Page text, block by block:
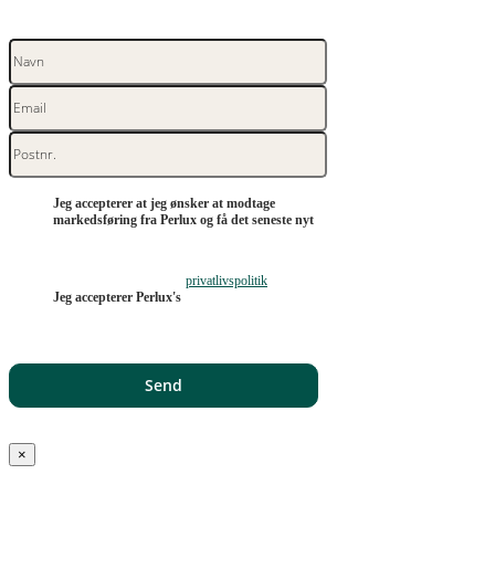
Jeg accepterer at jeg ønsker at modtage
markedsføring fra Perlux og få det seneste nyt
Jeg accepterer Perlux's
privatlivspolitik
×